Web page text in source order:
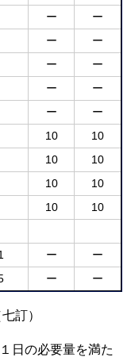
ー
ー
ー
ー
ー
ー
ー
ー
ー
ー
10
10
10
10
10
10
10 10
ー
ー
ー ー
訂）
日の必要量を満た